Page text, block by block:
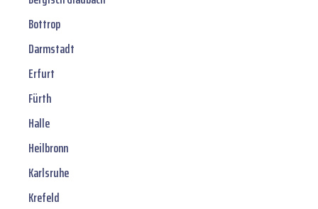
Bottrop
Darmstadt
Erfurt
Fürth
Halle
Heilbronn
Karlsruhe
Krefeld